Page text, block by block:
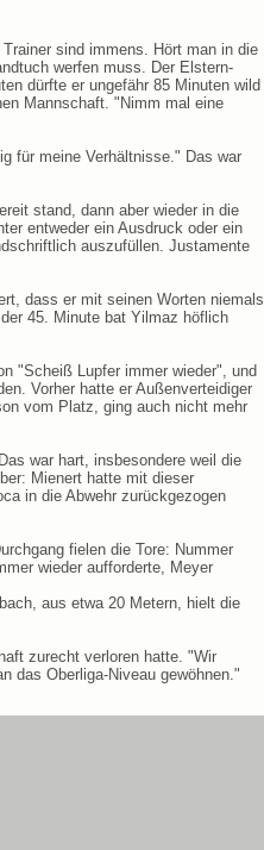
sind immens. Hört man in die
werfen muss. Der Elstern-
dürfte er ungefähr 85 Minuten wild
Mannschaft. "Nimm mal eine
für meine Verhältnisse." Das war
stand, dann aber wieder in die
entweder ein Ausdruck oder ein
auszufüllen. Justamente
dass er mit seinen Worten niemals
45. Minute bat Yilmaz höflich
"Scheiß Lupfer immer wieder", und
Vorher hatte er Außenverteidiger
vom Platz, ging auch nicht mehr
war hart, insbesondere weil die
Mienert hatte mit dieser
in die Abwehr zurückgezogen
fielen die Tore: Nummer
wieder aufforderte, Meyer
aus etwa 20 Metern, hielt die
zurecht verloren hatte. "Wir
das Oberliga-Niveau gewöhnen."